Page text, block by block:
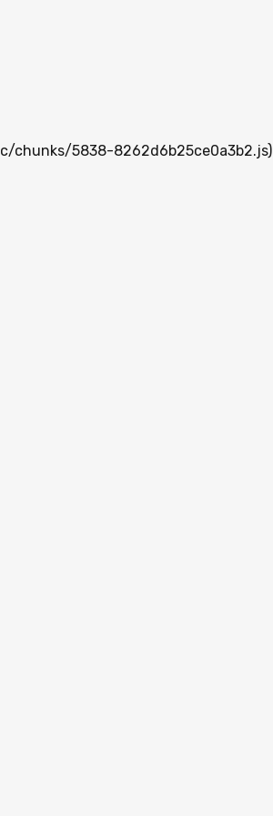
chunks/5838-8262d6b25ce0a3b2.js)